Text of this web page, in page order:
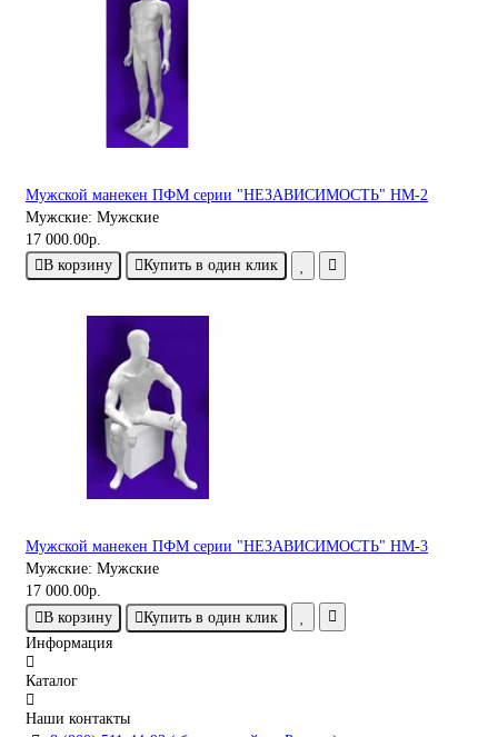
Мужской манекен ПФМ серии "НЕЗАВИСИМОСТЬ" НМ-2
Мужские: Мужские
17 000.00р.
В корзину
Купить в один клик
Мужской манекен ПФМ серии "НЕЗАВИСИМОСТЬ" НМ-3
Мужские: Мужские
17 000.00р.
В корзину
Купить в один клик
Информация
Каталог
Наши контакты